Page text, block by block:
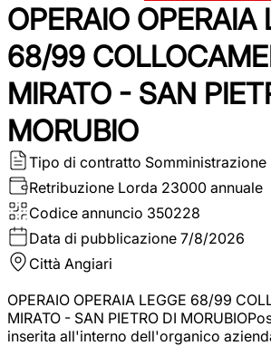
OPERAIO OPERAIA
68/99
MIRATO - SAN
MORUBIO
Tipo di contratto Somministrazione
Retribuzione Lorda 23000 annuale
Codice annuncio 350228
Data di pubblicazione 7/8/2026
Città Angiari
OPERAIO OPERAIA LEGGE 68/99
MIRATO - SAN PIETRO DI
inserita all'interno dell'organico